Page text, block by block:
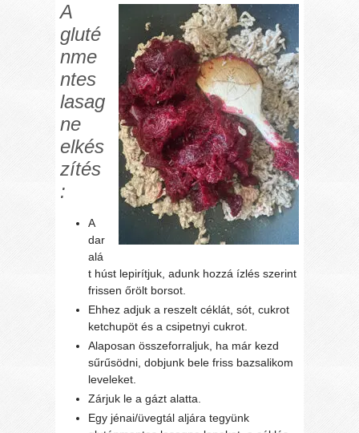
A
gluté
nme
ntes
lasag
ne
elkés
zítés
:
A
dar
alá
t húst lepirítjuk, adunk hozzá ízlés szerint
frissen őrölt borsot.
Ehhez adjuk a reszelt céklát, sót, cukrot
ketchupöt és a csipetnyi cukrot.
Alaposan összeforraljuk, ha már kezd
sűrűsödni, dobjunk bele friss bazsalikom
leveleket.
Zárjuk le a gázt alatta.
Egy jénai/üvegtál aljára tegyünk